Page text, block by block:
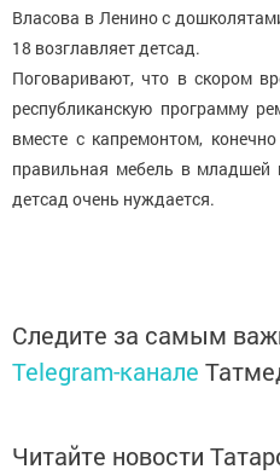
Власова в Ленино с
18 возглавляет детсад.
Поговаривают, что в скором
республиканскую программу
вместе с капремонтом,
правильная мебель в младшей
детсад очень нуждается.
Следите за самым
Telegram-канале
Читайте новости